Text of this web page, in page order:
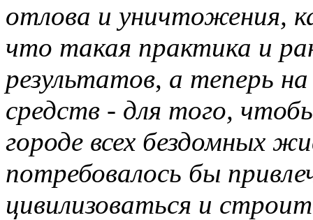
отлова и уничтожения,
что такая практика и
результатов, а теперь
средств - для того,
городе всех бездомных
потребовалось бы
цивилизоваться и